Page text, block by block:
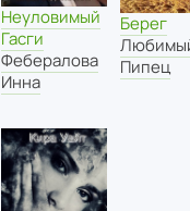
Неуловимый
Гасги
Фебералова
Инна
Берег
Пипец